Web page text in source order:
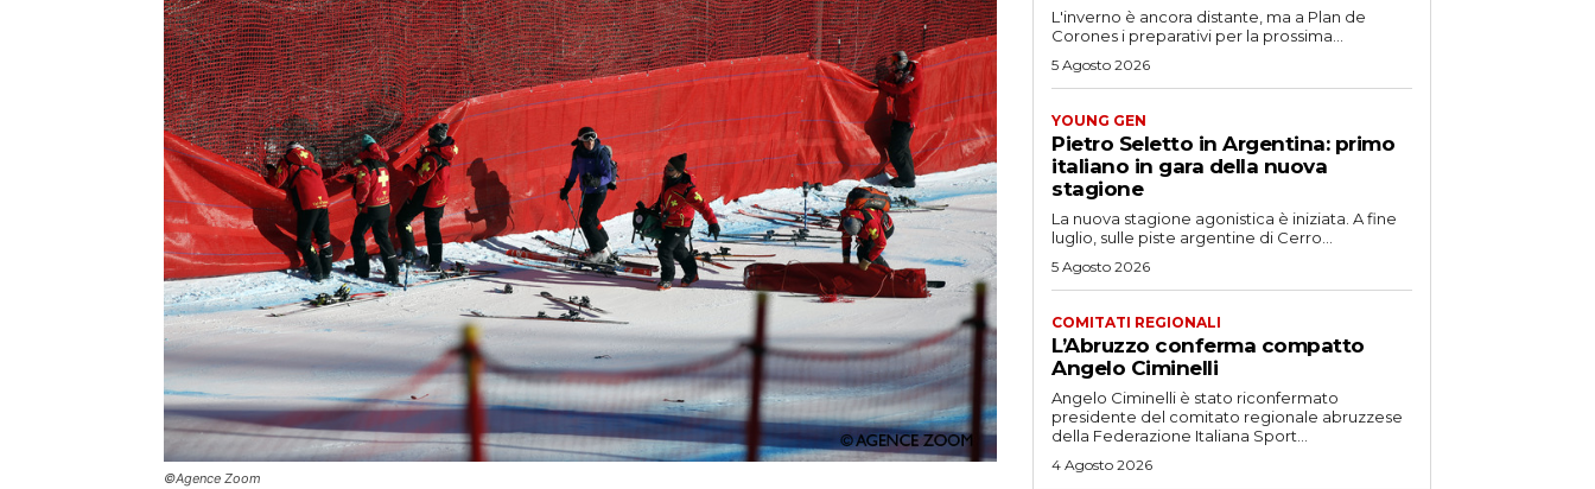
©Agence Zoom
L'inverno è ancora distante, ma a Plan de
Corones i preparativi per la prossima...
5 Agosto 2026
YOUNG GEN
Pietro Seletto in Argentina: primo
italiano in gara della nuova
stagione
La nuova stagione agonistica è iniziata. A fine
luglio, sulle piste argentine di Cerro...
5 Agosto 2026
COMITATI REGIONALI
L’Abruzzo conferma compatto
Angelo Ciminelli
Angelo Ciminelli è stato riconfermato
presidente del comitato regionale abruzzese
della Federazione Italiana Sport...
4 Agosto 2026